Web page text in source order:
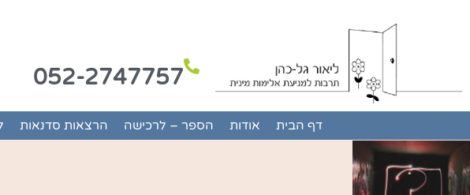
052-2747757
דף הבית אודות הספר – לרכישה הרצאות סדנאות